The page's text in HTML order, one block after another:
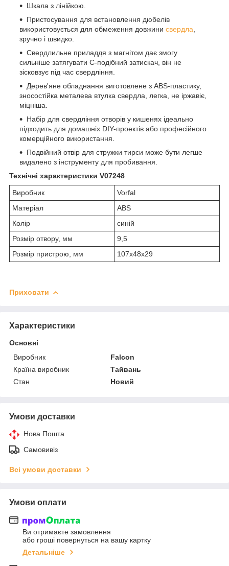
Шкала з лінійкою.
Пристосування для встановлення дюбелів
використовується для обмеження довжини свердла
зручно і швидко.
Свердлильне приладдя з магнітом дає змогу
сильніше затягувати С-подібний затискач, він не
зісковзує під час свердління.
Дерев'яне обладнання виготовлене з ABS-пластику,
зносостійка металева втулка свердла, легка, не іржавіє,
міцніша.
Набір для свердління отворів у кишенях ідеально
підходить для домашніх DIY-проектів або професійного
комерційного використання.
Подвійний отвір для стружки тирси може бути легше
видалено з інструменту для пробивання.
Технічні характеристики V07248
Виробник
Vorfal
Матеріал
ABS
Колір
синій
Розмір отвору, мм
9,5
Розмір пристрою, мм
107х48х29
Приховати
Характеристики
Основні
Виробник
Falcon
Країна виробник
Тайвань
Стан
Новий
Умови доставки
Нова Пошта
Самовивіз
Всі умови доставки
Умови оплати
Ви отримаєте замовлення
або гроші повернуться на вашу картку
Детальніше